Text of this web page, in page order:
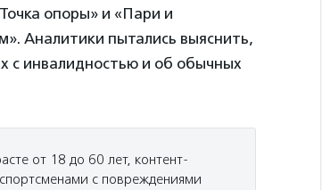
опоры» и «Пари и
Аналитики пытались выяснить,
с инвалидностью и об обычных
от 18 до 60 лет, контент-
с повреждениями